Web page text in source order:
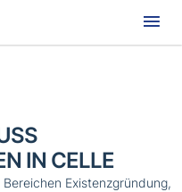
IN CELLE
Existenzgründung,